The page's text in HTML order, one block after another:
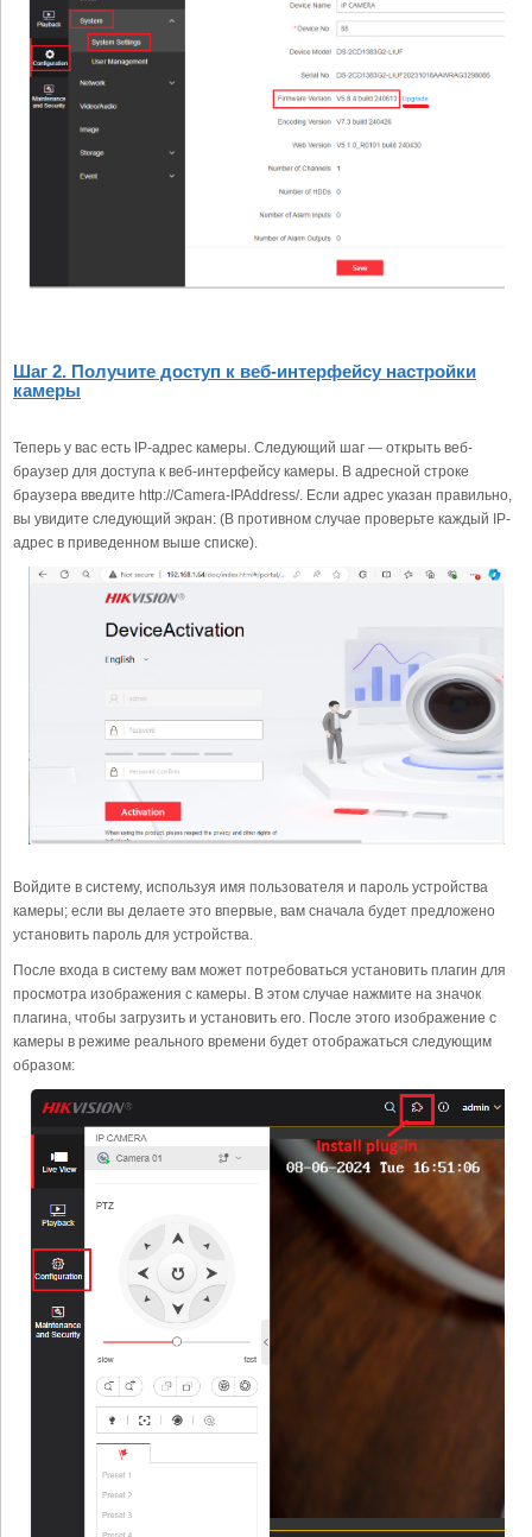
Шаг 2. Получите доступ к веб-интерфейсу настройки
камеры
Теперь у вас есть IP-адрес камеры. Следующий шаг — открыть веб-
браузер для доступа к веб-интерфейсу камеры. В адресной строке
браузера введите http://Camera-IPAddress/. Если адрес указан правильно,
вы увидите следующий экран: (В противном случае проверьте каждый IP-
адрес в приведенном выше списке).
Войдите в систему, используя имя пользователя и пароль устройства
камеры; если вы делаете это впервые, вам сначала будет предложено
установить пароль для устройства.
После входа в систему вам может потребоваться установить плагин для
просмотра изображения с камеры. В этом случае нажмите на значок
плагина, чтобы загрузить и установить его. После этого изображение с
камеры в режиме реального времени будет отображаться следующим
образом: